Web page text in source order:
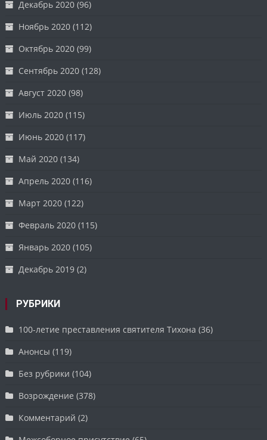
Декабрь 2020 (96)
Ноябрь 2020 (112)
Октябрь 2020 (99)
Сентябрь 2020 (128)
Август 2020 (98)
Июль 2020 (115)
Июнь 2020 (117)
Май 2020 (134)
Апрель 2020 (116)
Март 2020 (122)
Февраль 2020 (115)
Январь 2020 (105)
Декабрь 2019 (2)
РУБРИКИ
100-летие преставления святителя Тихона (36)
Анонсы (119)
Без рубрики (104)
Возрождение (378)
Комментарий (2)